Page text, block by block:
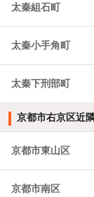
太秦組石町
太秦小手角町
太秦下刑部町
京都市右京区近
京都市東山区
京都市南区